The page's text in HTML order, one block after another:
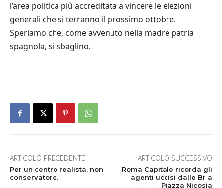
l’area politica più accreditata a vincere le elezioni
generali che si terranno il prossimo ottobre.
Speriamo che, come avvenuto nella madre patria
spagnola, si sbaglino.
ARTICOLO PRECEDENTE
Per un centro realista, non
conservatore.
ARTICOLO SUCCESSIVO
Roma Capitale ricorda gli
agenti uccisi dalle Br a
Piazza Nicosia